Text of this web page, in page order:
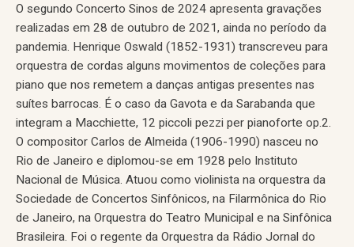
O segundo Concerto Sinos de 2024 apresenta gravações
realizadas em 28 de outubro de 2021, ainda no período da
pandemia. Henrique Oswald (1852-1931) transcreveu para
orquestra de cordas alguns movimentos de coleções para
piano que nos remetem a danças antigas presentes nas
suítes barrocas. É o caso da Gavota e da Sarabanda que
integram a Macchiette, 12 piccoli pezzi per pianoforte op.2.
O compositor Carlos de Almeida (1906-1990) nasceu no
Rio de Janeiro e diplomou-se em 1928 pelo Instituto
Nacional de Música. Atuou como violinista na orquestra da
Sociedade de Concertos Sinfônicos, na Filarmônica do Rio
de Janeiro, na Orquestra do Teatro Municipal e na Sinfônica
Brasileira. Foi o regente da Orquestra da Rádio Jornal do